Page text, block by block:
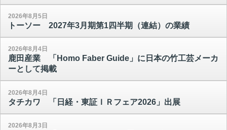
2026年8月5日
トーソー 2027年3月期第1四半期（連結）の業績
2026年8月4日
鹿田産業 「Homo Faber Guide」に日本の竹工芸メーカ
ーとして掲載
2026年8月4日
タチカワ 「日経・東証ＩＲフェア2026」出展
2026年8月3日